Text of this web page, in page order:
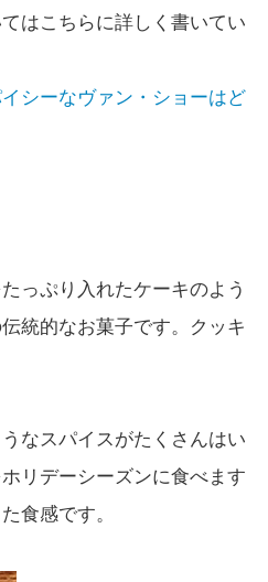
はこちらに詳しく書いてい
イシーなヴァン・ショーはど
っぷり入れたケーキのよう
統的なお菓子です。クッキ
なスパイスがたくさんはい
リデーシーズンに食べます
食感です。